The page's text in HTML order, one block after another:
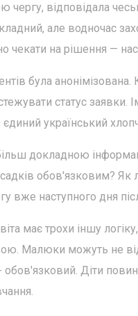
чергу, відповідала
але водночас
чекати на рішення —
була
статус заявки.
український
докладною
садків обов'язковим?
вже наступного дня
має трохи іншу
Малюки можуть не
Діти